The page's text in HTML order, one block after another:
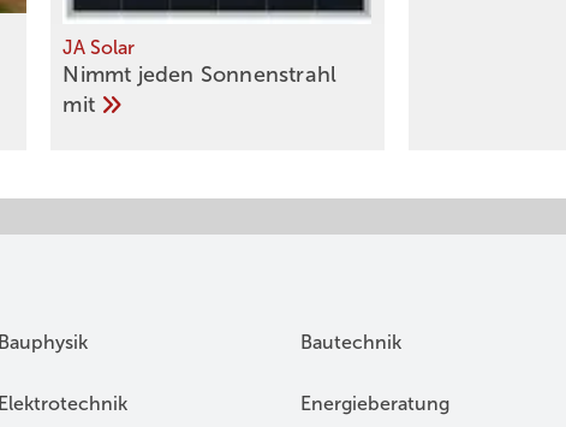
JA Solar
Nimmt jeden Sonnenstrahl
mit
Bauphysik Bautechnik
Elektrotechnik Energieberatung